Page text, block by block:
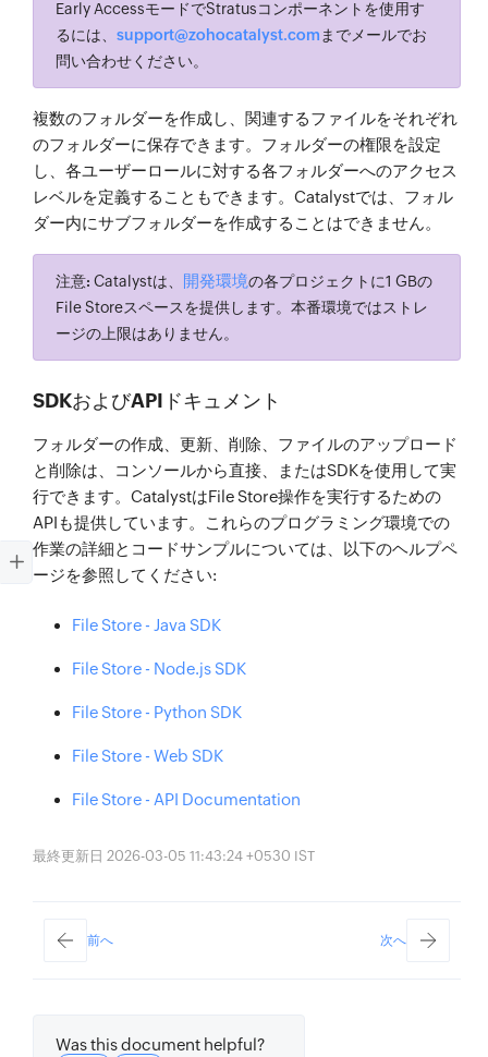
Early AccessモードでStratusコンポーネントを使用す
るには、 support@zohocatalyst.com までメールでお
問い合わせください。
複数のフォルダーを作成し、関連するファイルをそれぞれ
のフォルダーに保存できます。フォルダーの権限を設定
し、各ユーザーロールに対する各フォルダーへのアクセス
レベルを定義することもできます。Catalystでは、フォル
ダー内にサブフォルダーを作成することはできません。
注意: Catalystは、 開発環境の各プロジェクトに1 GBの
File Storeスペースを提供します。本番環境ではストレ
ージの上限はありません。
SDKおよびAPIドキュメント
フォルダーの作成、更新、削除、ファイルのアップロード
と削除は、コンソールから直接、またはSDKを使用して実
行できます。CatalystはFile Store操作を実行するための
APIも提供しています。これらのプログラミング環境での
作業の詳細とコードサンプルについては、以下のヘルプペ
ージを参照してください:
File Store - Java SDK
File Store - Node.js SDK
File Store - Python SDK
File Store - Web SDK
File Store - API Documentation
最終更新日 2026-03-05 11:43:24 +0530 IST
前へ 次へ
Was this document helpful?